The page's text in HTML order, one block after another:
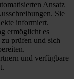
Ansatz
Sie
informiert.
ermöglicht es
prüfen und sich
und verfügbare